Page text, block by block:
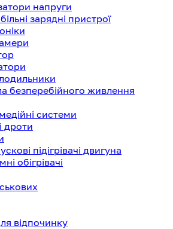
напруги
зарядні пристрої
безперебійного живлення
системи
дроти
підігрівачі двигуна
обігрівачі
відпочинку